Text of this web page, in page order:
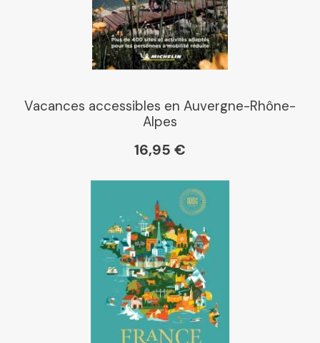
Vacances accessibles en Auvergne-Rhône-
Alpes
16,95 €